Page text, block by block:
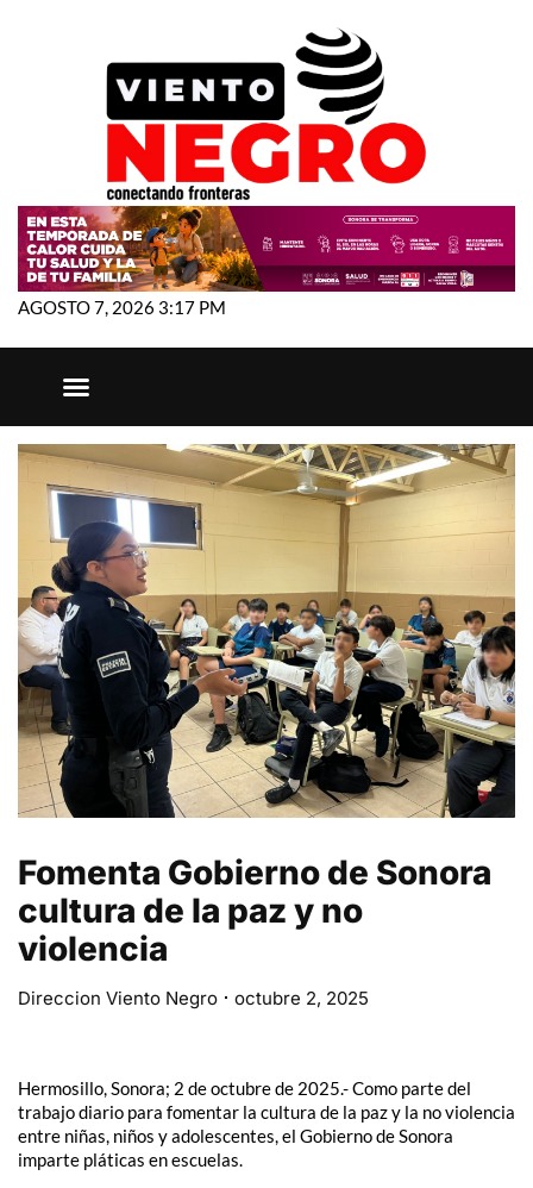
AGOSTO 7, 2026 3:17 PM
Fomenta Gobierno de Sonora
cultura de la paz y no
violencia
Direccion Viento Negro octubre 2, 2025
Hermosillo, Sonora; 2 de octubre de 2025.- Como parte del
trabajo diario para fomentar la cultura de la paz y la no violencia
entre niñas, niños y adolescentes, el Gobierno de Sonora
imparte pláticas en escuelas.